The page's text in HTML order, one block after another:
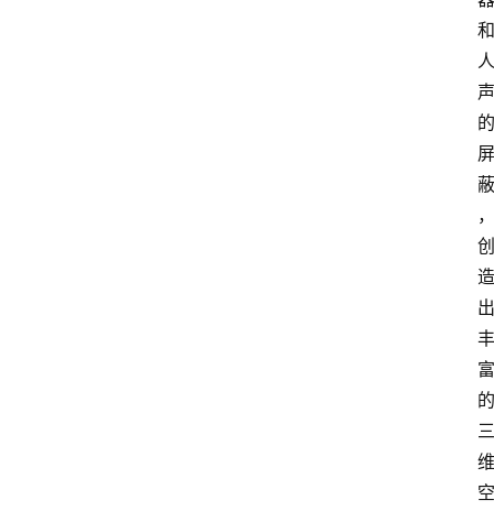
和
人
声
的
屏
蔽
，
创
造
出
丰
富
的
三
维
空